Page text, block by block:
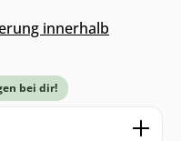
innerhalb
bei dir!